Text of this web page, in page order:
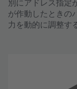
別にアドレス指定
が作動したときの
力を動的に調整す